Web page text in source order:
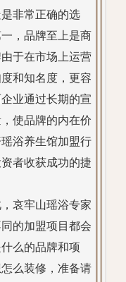
非常正确的选
，品牌至上是商
于在市场上运营
和知名度，更容
业通过长期的宣
使品牌的内在价
浴养生馆加盟行
者收获成功的捷
哀牢山瑶浴专家
的加盟项目都会
么的品牌和项
么装修，准备请